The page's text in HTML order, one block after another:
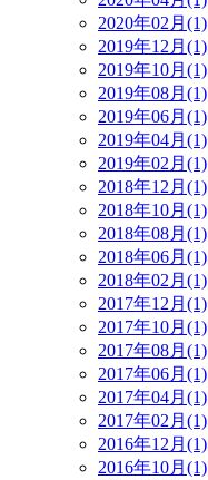
2020年02月(1)
2019年12月(1)
2019年10月(1)
2019年08月(1)
2019年06月(1)
2019年04月(1)
2019年02月(1)
2018年12月(1)
2018年10月(1)
2018年08月(1)
2018年06月(1)
2018年02月(1)
2017年12月(1)
2017年10月(1)
2017年08月(1)
2017年06月(1)
2017年04月(1)
2017年02月(1)
2016年12月(1)
2016年10月(1)